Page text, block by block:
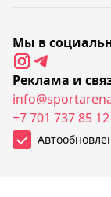
Мы в
Реклама и
+7 701 737 85 12